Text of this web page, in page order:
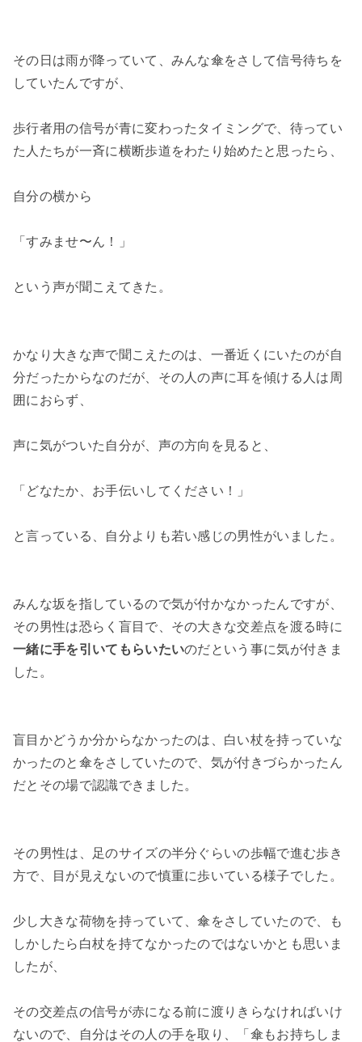
その日は雨が降っていて、みんな傘をさして信号待ちを
していたんですが、
歩行者用の信号が青に変わったタイミングで、待ってい
た人たちが一斉に横断歩道をわたり始めたと思ったら、
自分の横から
「すみませ〜ん！」
という声が聞こえてきた。
かなり大きな声で聞こえたのは、一番近くにいたのが自
分だったからなのだが、その人の声に耳を傾ける人は周
囲におらず、
声に気がついた自分が、声の方向を見ると、
「どなたか、お手伝いしてください！」
と言っている、自分よりも若い感じの男性がいました。
みんな坂を指しているので気が付かなかったんですが、
その男性は恐らく盲目で、その大きな交差点を渡る時に
一緒に手を引いてもらいたいのだという事に気が付きま
した。
盲目かどうか分からなかったのは、白い杖を持っていな
かったのと傘をさしていたので、気が付きづらかったん
だとその場で認識できました。
その男性は、足のサイズの半分ぐらいの歩幅で進む歩き
方で、目が見えないので慎重に歩いている様子でした。
少し大きな荷物を持っていて、傘をさしていたので、も
しかしたら白杖を持てなかったのではないかとも思いま
したが、
その交差点の信号が赤になる前に渡りきらなければいけ
ないので、自分はその人の手を取り、「傘もお持ちしま